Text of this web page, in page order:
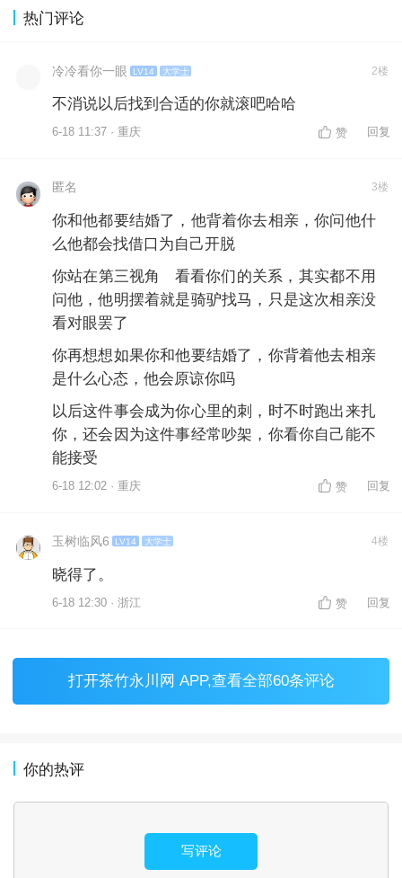
热门评论
冷冷看你一眼 LV14 大学士 2楼
不消说以后找到合适的你就滚吧哈哈
6-18 11:37 · 重庆 赞 回复
匿名 3楼
你和他都要结婚了，他背着你去相亲，你问他什
么他都会找借口为自己开脱
你站在第三视角 看看你们的关系，其实都不用
问他，他明摆着就是骑驴找马，只是这次相亲没
看对眼罢了
你再想想如果你和他要结婚了，你背着他去相亲
是什么心态，他会原谅你吗
以后这件事会成为你心里的刺，时不时跑出来扎
你，还会因为这件事经常吵架，你看你自己能不
能接受
6-18 12:02 · 重庆 赞 回复
玉树临风6 LV14 大学士 4楼
晓得了。
6-18 12:30 · 浙江 赞 回复
打开茶竹永川网 APP,查看全部60条评论
你的热评
写评论